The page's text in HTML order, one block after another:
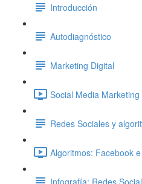
Introducción
Autodiagnóstico
Marketing Digital
Social Media Marketing
Redes Sociales y
Algoritmos: Facebook
Infografía: Redes